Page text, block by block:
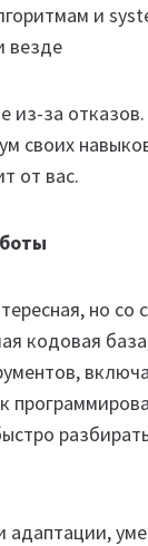
и
везде
из-за
своих
от вас.
но со
кодовая